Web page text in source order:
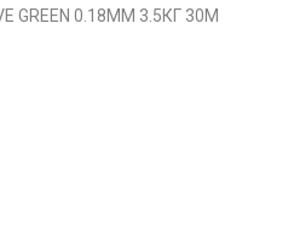
GREEN 0.18ММ 3.5КГ 30М